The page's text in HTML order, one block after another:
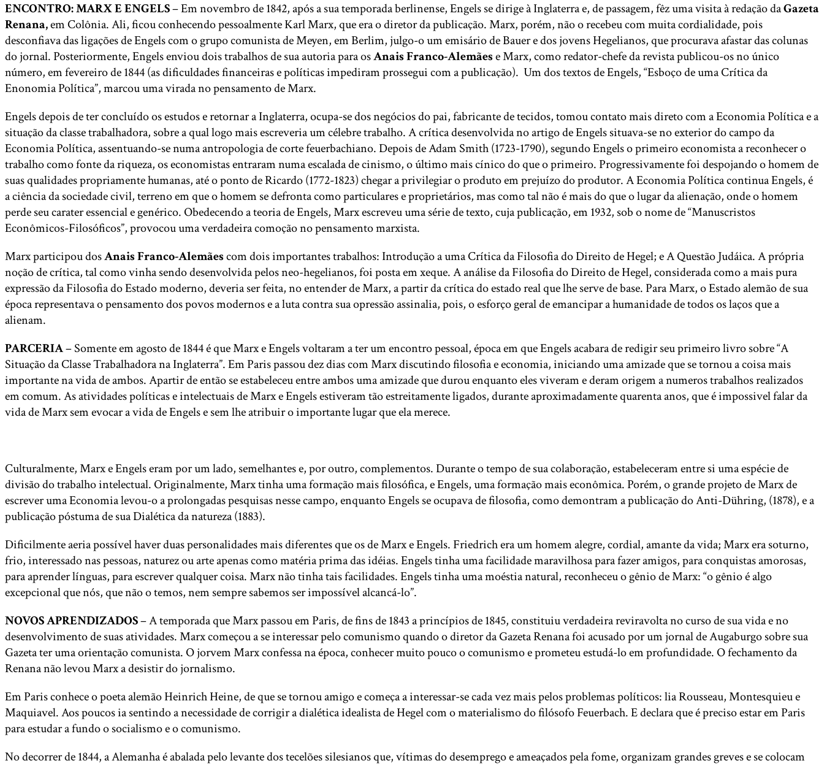
ENCONTRO: MARX E ENGELS– Em novembro de 1842, após a sua temporada berlinense, Engels se dirige à Inglaterra e, de passagem, fêz uma visita à redação daGazeta
Renana,em Colônia. Ali, ficou conhecendo pessoalmente Karl Marx, que era o diretor da publicação. Marx, porém, não o recebeu com muita cordialidade, pois
desconfiava das ligações de Engels com o grupo comunista de Meyen, em Berlim, julgo-o um emisário de Bauer e dos jovens Hegelianos, que procurava afastar das colunas
do jornal. Posteriormente, Engels enviou dois trabalhos de sua autoria para osAnais Franco-Alemãese Marx, como redator-chefe da revista publicou-os no único
número, em fevereiro de 1844 (as dificuldades financeiras e políticas impediram prossegui com a publicação). Um dos textos de Engels, “Esboço de uma Crítica da
Enonomia Política”, marcou uma virada no pensamento de Marx.
Engels depois de ter concluído os estudos e retornar a Inglaterra, ocupa-se dos negócios do pai, fabricante de tecidos, tomou contato mais direto com a Economia Política e a
situação da classe trabalhadora, sobre a qual logo mais escreveria um célebre trabalho. A crítica desenvolvida no artigo de Engels situava-se no exterior do campo da
Economia Política, assentuando-se numa antropologia de corte feuerbachiano. Depois de Adam Smith (1723-1790), segundo Engels o primeiro economista a reconhecer o
trabalho como fonte da riqueza, os economistas entraram numa escalada de cinismo, o último mais cínico do que o primeiro. Progressivamente foi despojando o homem de
suas qualidades propriamente humanas, até o ponto de Ricardo (1772-1823) chegar a privilegiar o produto em prejuízo do produtor. A Economia Política continua Engels, é
a ciência da sociedade civil, terreno em que o homem se defronta como particulares e proprietários, mas como tal não é mais do que o lugar da alienação, onde o homem
perde seu carater essencial e genérico. Obedecendo a teoria de Engels, Marx escreveu uma série de texto, cuja publicação, em 1932, sob o nome de “Manuscristos
Econômicos-Filosóficos”, provocou uma verdadeira comoção no pensamento marxista.
Marx participou dosAnais Franco-Alemãescom dois importantes trabalhos: Introdução a uma Crítica da Filosofia do Direito de Hegel; e A Questão Judáica. A própria
noção de crítica, tal como vinha sendo desenvolvida pelos neo-hegelianos, foi posta em xeque. A análise da Filosofia do Direito de Hegel, considerada como a mais pura
expressão da Filosofia do Estado moderno, deveria ser feita, no entender de Marx, a partir da crítica do estado real que lhe serve de base. Para Marx, o Estado alemão de sua
época representava o pensamento dos povos modernos e a luta contra sua opressão assinalia, pois, o esforço geral de emancipar a humanidade de todos os laços que a
alienam.
PARCERIA– Somente em agosto de 1844 é que Marx e Engels voltaram a ter um encontro pessoal, época em que Engels acabara de redigir seu primeiro livro sobre “A
Situação da Classe Trabalhadora na Inglaterra”. Em Paris passou dez dias com Marx discutindo filosofia e economia, iniciando uma amizade que se tornou a coisa mais
importante na vida de ambos. Apartir de então se estabeleceu entre ambos uma amizade que durou enquanto eles viveram e deram origem a numeros trabalhos realizados
em comum. As atividades políticas e intelectuais de Marx e Engels estiveram tão estreitamente ligados, durante aproximadamente quarenta anos, que é impossivel falar da
vida de Marx sem evocar a vida de Engels e sem lhe atribuir o importante lugar que ela merece.
Culturalmente, Marx e Engels eram por um lado, semelhantes e, por outro, complementos. Durante o tempo de sua colaboração, estabeleceram entre si uma espécie de
divisão do trabalho intelectual. Originalmente, Marx tinha uma formação mais filosófica, e Engels, uma formação mais econômica. Porém, o grande projeto de Marx de
escrever uma Economia levou-o a prolongadas pesquisas nesse campo, enquanto Engels se ocupava de filosofia, como demontram a publicação do Anti-Dühring, (1878), e a
publicação póstuma de sua Dialética da natureza (1883).
Dificilmente aeria possível haver duas personalidades mais diferentes que os de Marx e Engels. Friedrich era um homem alegre, cordial, amante da vida; Marx era soturno,
frio, interessado nas pessoas, naturez ou arte apenas como matéria prima das idéias. Engels tinha uma facilidade maravilhosa para fazer amigos, para conquistas amorosas,
para aprender línguas, para escrever qualquer coisa. Marx não tinha tais facilidades. Engels tinha uma moéstia natural, reconheceu o gênio de Marx: “o gênio é algo
excepcional que nós, que não o temos, nem sempre sabemos ser impossível alcancá-lo”.
NOVOS APRENDIZADOS– A temporada que Marx passou em Paris, de fins de 1843 a princípios de 1845, constituiu verdadeira reviravolta no curso de sua vida e no
desenvolvimento de suas atividades. Marx começou a se interessar pelo comunismo quando o diretor da Gazeta Renana foi acusado por um jornal de Augaburgo sobre sua
Gazeta ter uma orientação comunista. O jorvem Marx confessa na época, conhecer muito pouco o comunismo e prometeu estudá-lo em profundidade. O fechamento da
Renana não levou Marx a desistir do jornalismo.
Em Paris conhece o poeta alemão Heinrich Heine, de que se tornou amigo e começa a interessar-se cada vez mais pelos problemas políticos: lia Rousseau, Montesquieu e
Maquiavel. Aos poucos ia sentindo a necessidade de corrigir a dialética idealista de Hegel com o materialismo do filósofo Feuerbach. E declara que é preciso estar em Paris
para estudar a fundo o socialismo e o comunismo.
No decorrer de 1844, a Alemanha é abalada pelo levante dos tecelões silesianos que, vítimas do desemprego e ameaçados pela fome, organizam grandes greves e se colocam